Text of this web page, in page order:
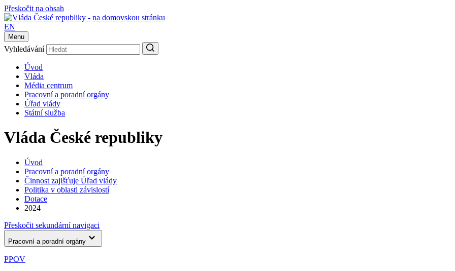
Přeskočit na obsah
EN
Menu
Vyhledávání
Úvod
Vláda
Média centrum
Pracovní a poradní orgány
Úřad vlády
Státní služba
Vláda České republiky
Úvod
Pracovní a poradní orgány
Činnost zajišťuje Úřad vlády
Politika v oblasti závislostí
Dotace
2024
Přeskočit sekundární navigaci
Pracovní a poradní orgány
PPOV